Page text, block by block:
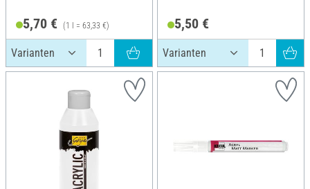
5,70 € (1 l = 63,33 €) 5,50 €